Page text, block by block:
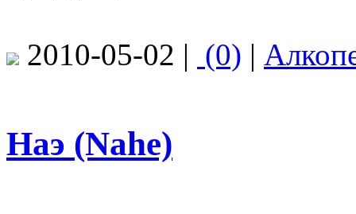
2010-05-02 | (0) |
Наэ (Nahe)